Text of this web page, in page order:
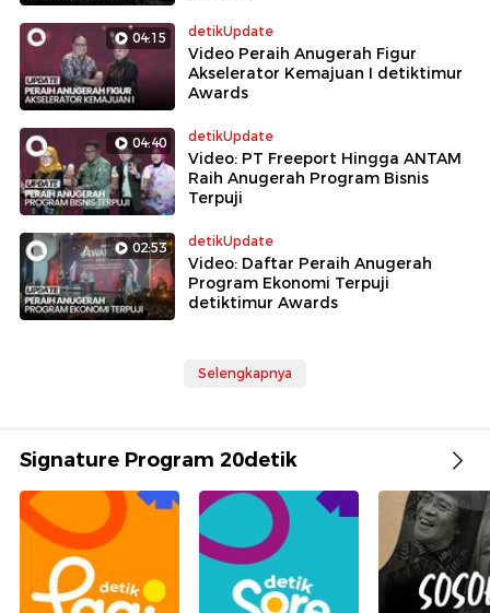
04:15 detikUpdate
Video Peraih Anugerah Figur
Akselerator Kemajuan I detiktimur
Awards
04:40 detikUpdate
Video: PT Freeport Hingga ANTAM
Raih Anugerah Program Bisnis
Terpuji
02:53 detikUpdate
Video: Daftar Peraih Anugerah
Program Ekonomi Terpuji
detiktimur Awards
Selengkapnya
Signature Program 20detik